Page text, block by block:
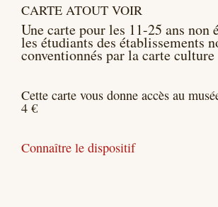
CARTE ATOUT VOIR
Une carte pour les 11-25 ans non
les étudiants des établissements
conventionnés par la carte culture
Cette carte vous donne accès au
4 €
Connaître le dispositif